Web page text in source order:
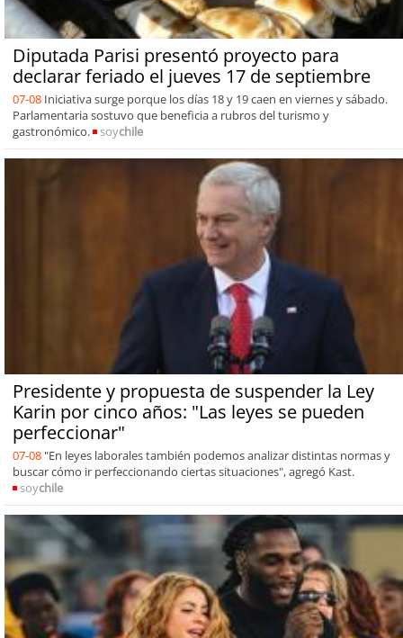
Diputada Parisi presentó proyecto para
declarar feriado el jueves 17 de septiembre
07-08 Iniciativa surge porque los días 18 y 19 caen en viernes y sábado.
Parlamentaria sostuvo que beneficia a rubros del turismo y
gastronómico.
soychile
Presidente y propuesta de suspender la Ley
Karin por cinco años: "Las leyes se pueden
perfeccionar"
07-08 "En leyes laborales también podemos analizar distintas normas y
buscar cómo ir perfeccionando ciertas situaciones", agregó Kast.
soychile